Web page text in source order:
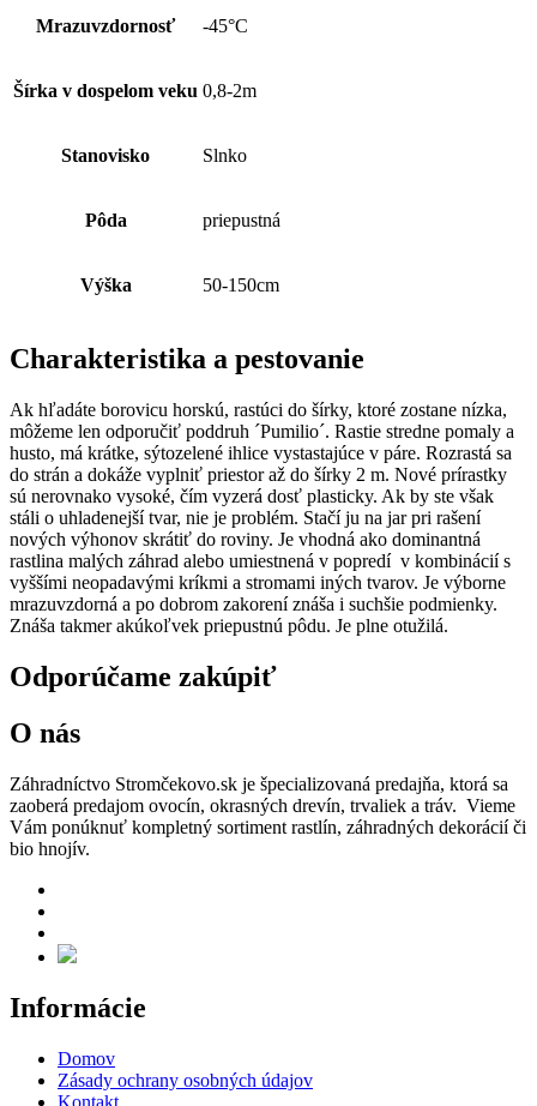
Mrazuvzdornosť -45°C
Šírka v dospelom veku 0,8-2m
Stanovisko Slnko
Pôda priepustná
Výška 50-150cm
Charakteristika a pestovanie
Ak hľadáte borovicu horskú, rastúci do šírky, ktoré zostane nízka,
môžeme len odporučiť poddruh ´Pumilio´. Rastie stredne pomaly a
husto, má krátke, sýtozelené ihlice vystastajúce v páre. Rozrastá sa
do strán a dokáže vyplniť priestor až do šírky 2 m. Nové prírastky
sú nerovnako vysoké, čím vyzerá dosť plasticky. Ak by ste však
stáli o uhladenejší tvar, nie je problém. Stačí ju na jar pri rašení
nových výhonov skrátiť do roviny. Je vhodná ako dominantná
rastlina malých záhrad alebo umiestnená v popredí v kombinácií s
vyššími neopadavými kríkmi a stromami iných tvarov. Je výborne
mrazuvzdorná a po dobrom zakorení znáša i suchšie podmienky.
Znáša takmer akúkoľvek priepustnú pôdu. Je plne otužilá.
Odporúčame zakúpiť
O nás
Záhradníctvo Stromčekovo.sk je špecializovaná predajňa, ktorá sa
zaoberá predajom ovocín, okrasných drevín, trvaliek a tráv. Vieme
Vám ponúknuť kompletný sortiment rastlín, záhradných dekorácií či
bio hnojív.
Informácie
Domov
Zásady ochrany osobných údajov
Kontakt